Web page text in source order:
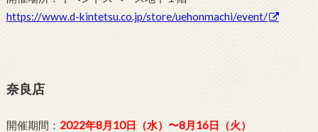
https://www.d-kintetsu.co.jp/store/uehonmachi/event/
奈良店
開催期間： 2022年8月10日（水）〜8月16日（火）